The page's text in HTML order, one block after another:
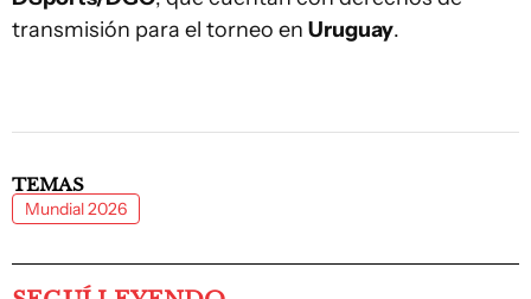
transmisión para el torneo en Uruguay.
TEMAS
Mundial 2026